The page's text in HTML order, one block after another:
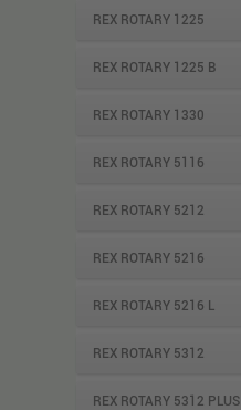
REX ROTARY 1225
REX ROTARY 1225 B
REX ROTARY 1330
REX ROTARY 5116
REX ROTARY 5212
REX ROTARY 5216
REX ROTARY 5216 L
REX ROTARY 5312
REX ROTARY 5312 PLUS